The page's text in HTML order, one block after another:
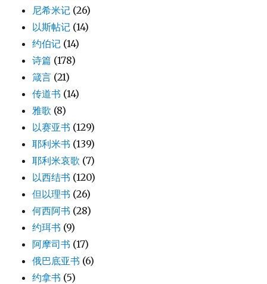
尼希米记 (26)
以斯帖记 (14)
约伯记 (14)
诗篇 (178)
箴言 (21)
传道书 (14)
雅歌 (8)
以赛亚书 (129)
耶利米书 (139)
耶利米哀歌 (7)
以西结书 (120)
但以理书 (26)
何西阿书 (28)
约珥书 (9)
阿摩司书 (17)
俄巴底亚书 (6)
约拿书 (5)